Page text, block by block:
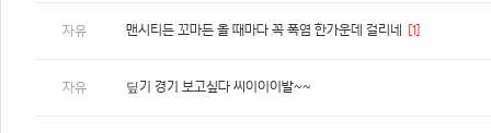
자유 맨시티든 꼬마든 올 때마다 꼭 폭염 한가운데 걸리네 [1]
자유 딮기 경기 보고싶다 씨이이이발~~